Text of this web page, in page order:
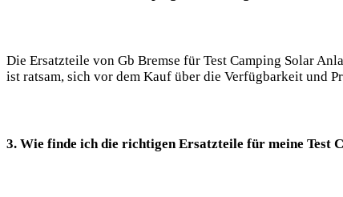
Die Ersatzteile von Gb Bremse für Test Camping Solar
ist ratsam, sich vor dem Kauf über die Verfügbarkeit und
3. Wie finde ich die richtigen Ersatzteile für meine Test